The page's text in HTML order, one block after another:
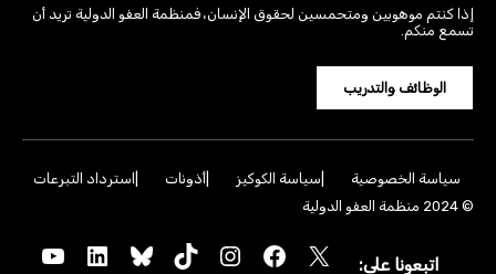
إذا كنتم موهوبين ومتحمسين لحقوق الإنسان، فمنظمة العفو الدولية تريد أن
تسمع منكم.
الوظائف والتدريب
سياسة الخصوصية سياسة الكوكيز أذونات
استرداد التبرعات
© 2024 منظمة العفو الدولية
اتبعونا على: X
Facebook
Instagram
TikTok
Bluesky
LinkedIn
YouTube